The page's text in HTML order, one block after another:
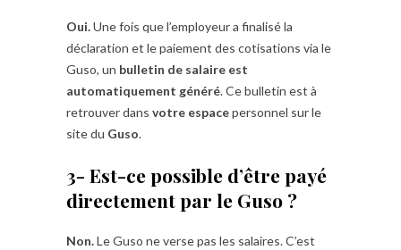
Oui.Une fois que l’employeur a finalisé la
déclaration et le paiement des cotisations via le
Guso, un bulletin de salaire est
automatiquement généré. Ce bulletin est à
retrouver dans votre espacepersonnel sur le
site du Guso.
3- Est-ce possible d’être payé
directement par le Guso ?
Non.Le Guso ne verse pas les salaires. C’est